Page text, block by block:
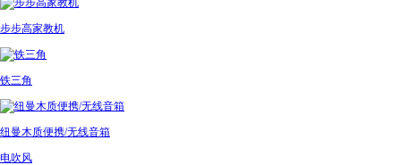
步步高家教机
铁三角
纽曼木质便携/无线音箱
电吹风